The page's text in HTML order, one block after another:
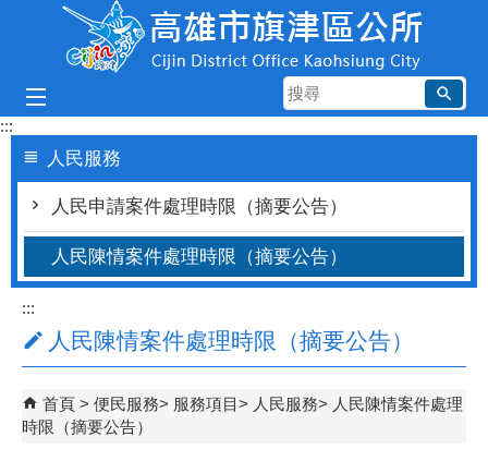
跳到主要內容區塊
搜
尋
:::
人民服務
人民申請案件處理時限（摘要公告）
人民陳情案件處理時限（摘要公告）
:::
人民陳情案件處理時限（摘要公告）
首頁 便民服務 服務項目 人民服務
人民陳情案件處理
時限（摘要公告）